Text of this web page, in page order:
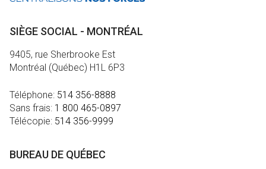
SIÈGE SOCIAL - MONTRÉAL
9405, rue Sherbrooke Est
Montréal (Québec) H1L 6P3
Téléphone: 514 356-8888
Sans frais: 1 800 465-0897
Télécopie: 514 356-9999
BUREAU DE QUÉBEC